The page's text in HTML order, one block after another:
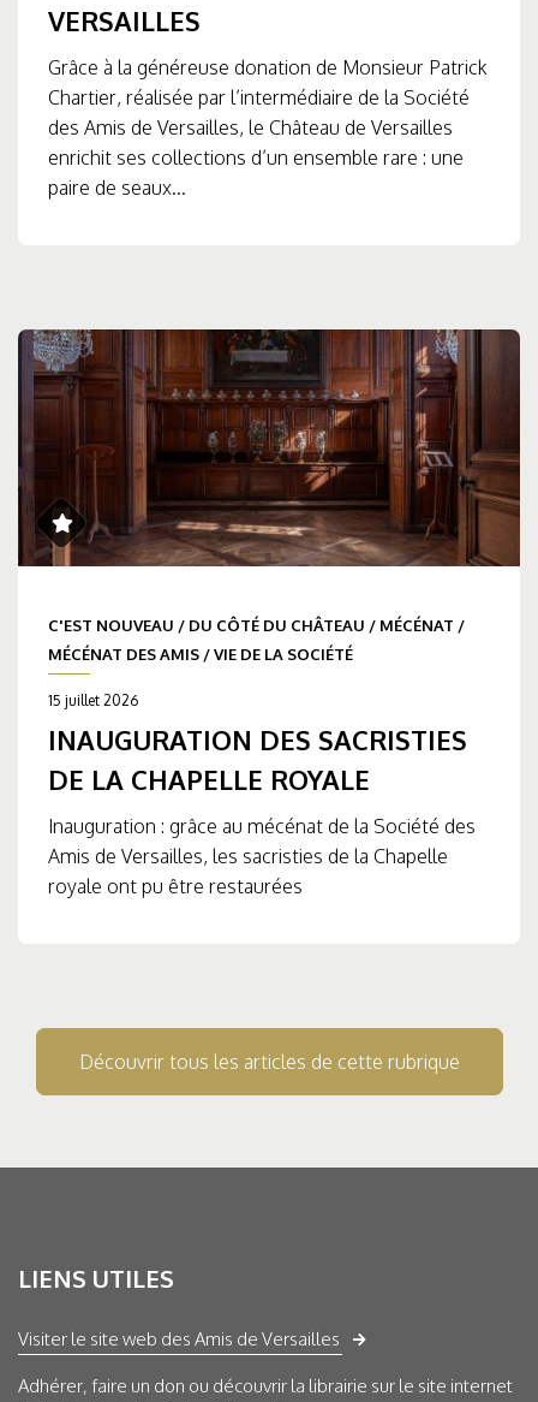
VERSAILLES
Grâce à la généreuse donation de Monsieur Patrick
Chartier, réalisée par l’intermédiaire de la Société
des Amis de Versailles, le Château de Versailles
enrichit ses collections d’un ensemble rare : une
paire de seaux...
C'EST NOUVEAU / DU CÔTÉ DU CHÂTEAU / MÉCÉNAT /
MÉCÉNAT DES AMIS /VIE DE LA SOCIÉTÉ
15 juillet 2026
INAUGURATION DES SACRISTIES
DE LA CHAPELLE ROYALE
Inauguration : grâce au mécénat de la Société des
Amis de Versailles, les sacristies de la Chapelle
royale ont pu être restaurées
Découvrir tous les articles de cette rubrique
LIENS UTILES
Visiter le site web des Amis de Versailles
Adhérer, faire un don ou découvrir la librairie sur le site internet